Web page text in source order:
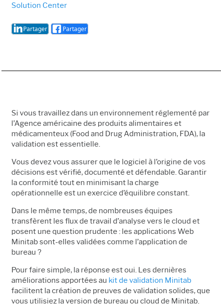
Solution Center
Partager Partager
Si vous travaillez dans un environnement réglementé par
l’Agence américaine des produits alimentaires et
médicamenteux (Food and Drug Administration, FDA), la
validation est essentielle.
Vous devez vous assurer que le logiciel à l’origine de vos
décisions est vérifié, documenté et défendable. Garantir
la conformité tout en minimisant la charge
opérationnelle est un exercice d’équilibre constant.
Dans le même temps, de nombreuses équipes
transfèrent les flux de travail d’analyse vers le cloud et
posent une question prudente : les applications Web
Minitab sont-elles validées comme l’application de
bureau ?
Pour faire simple, la réponse est oui. Les dernières
améliorations apportées au kit de validation Minitab
facilitent la création de preuves de validation solides, que
vous utilisiez la version de bureau ou cloud de Minitab.